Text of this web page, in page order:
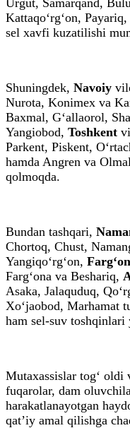
Kattaqo‘rg‘on,
sel xavfi kuzatilishi
Shuningdek, Navoiy
Nurota, Konimex va
Baxmal, G‘allaorol,
Yangiobod, Toshkent
Parkent, Piskent,
hamda Angren va
qolmoqda.
Bundan tashqari,
Chortoq, Chust,
Yangiqo‘rg‘on,
Farg‘ona va Beshariq,
Asaka, Jalaquduq,
Xo‘jaobod, Marhamat
ham sel-suv
Mutaxassislar tog‘ oldi
fuqarolar, dam
harakatlanayotgan
qat’iy amal qilishga